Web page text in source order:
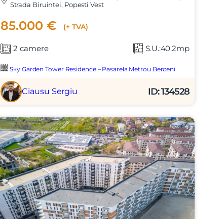
Strada Biruintei, Popesti Vest
85.000 € (+ TVA)
2 camere S.U.:40.2mp
Sky Garden Tower Residence – Pasarela Metrou Berceni
Ciausu Sergiu ID: 134528